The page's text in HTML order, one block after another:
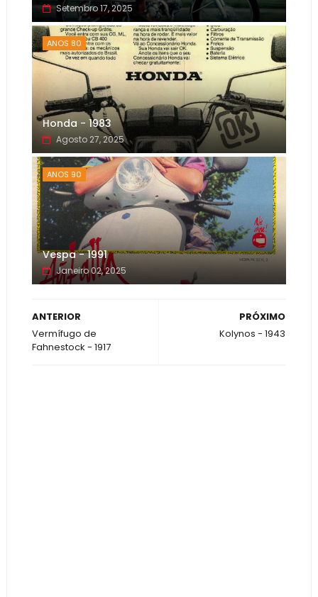
Setembro 17, 2025
ANOS 80
Honda - 1983
Agosto 27, 2025
ANOS 90
Vespa - 1991
Janeiro 02, 2025
PRÓXIMO
Kolynos - 1943
ANTERIOR
Vermífugo de
Fahnestock - 1917